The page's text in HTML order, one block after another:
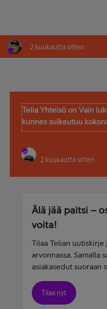
2 kuukautta sitten
Telia Yhteisö on Vain
kunnes sulkeutuu
2 kuukautta sitten
Älä jää paitsi –
voita!
Tilaa Telian uutiskirje
arvonnassa. Samalla
asiakasedut suoraan
Tilaa nyt